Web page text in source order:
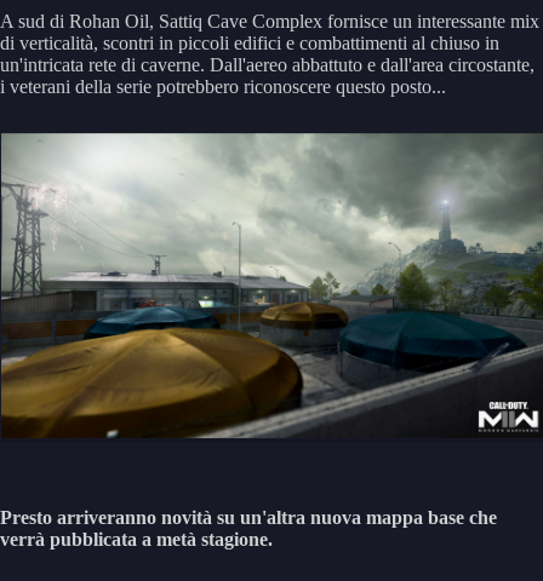
A sud di Rohan Oil, Sattiq Cave Complex fornisce un interessante mix
di verticalità, scontri in piccoli edifici e combattimenti al chiuso in
un'intricata rete di caverne. Dall'aereo abbattuto e dall'area circostante,
i veterani della serie potrebbero riconoscere questo posto...
Presto arriveranno novità su un'altra nuova mappa base che
verrà pubblicata a metà stagione.